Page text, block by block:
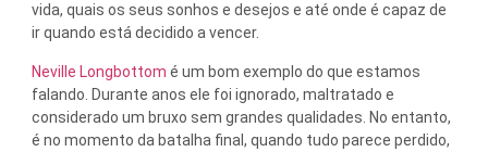
vida, quais os seus sonhos e desejos e até onde é capaz de
ir quando está decidido a vencer.
Neville Longbottom é um bom exemplo do que estamos
falando. Durante anos ele foi ignorado, maltratado e
considerado um bruxo sem grandes qualidades. No entanto,
é no momento da batalha final, quando tudo parece perdido,